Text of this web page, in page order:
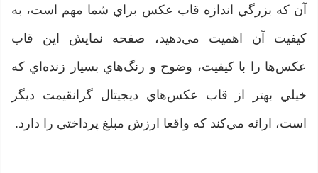
آن كه بزرگي اندازه قاب عكس براي شما مهم است، به
كيفيت آن اهميت مي‌دهيد، صفحه نمايش اين قاب
عكس‌ها را با كيفيت، وضوح و رنگ‌هاي بسيار زنده‌اي كه
خيلي بهتر از قاب عكس‌هاي ديجيتال گرانقيمت ديگر
است، ارائه مي‌كند كه واقعا ارزش مبلغ پرداختي را دارد.